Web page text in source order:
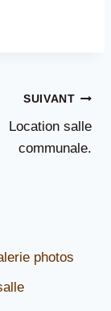
SUIVANT
Location salle
communale.
photos